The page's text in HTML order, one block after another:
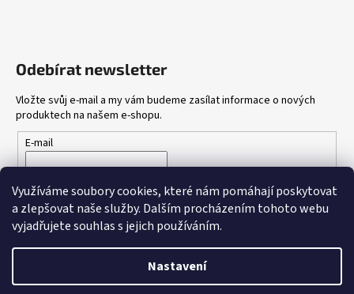
Využíváme soubory cookies, které nám pomáhají poskytovat
a zlepšovat naše služby. Dalším procházením tohoto webu
vyjadřujete souhlas s jejich používáním.
Nastavení
Odebírat newsletter
Vložte svůj e-mail a my vám budeme zasílat informace o nových
produktech na našem e-shopu.
E-mail
údajů
PŘIHLÁSIT SE